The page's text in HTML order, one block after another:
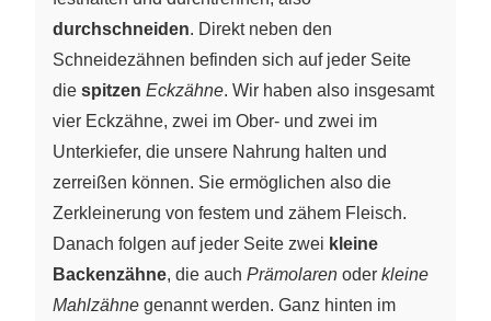
durchschneiden. Direkt neben den
Schneidezähnen befinden sich auf jeder Seite
die spitzen Eckzähne. Wir haben also insgesamt
vier Eckzähne, zwei im Ober- und zwei im
Unterkiefer, die unsere Nahrung halten und
zerreißen können. Sie ermöglichen also die
Zerkleinerung von festem und zähem Fleisch.
Danach folgen auf jeder Seite zwei kleine
Backenzähne, die auch Prämolaren oder kleine
Mahlzähne genannt werden. Ganz hinten im